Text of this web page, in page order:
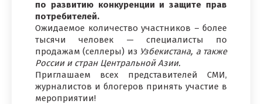
по развитию конкуренции и защите прав
потребителей.
Ожидаемое количество участников – более
тысячи человек — специалисты по
продажам (селлеры) из Узбекистана, а также
России и стран Центральной Азии.
Приглашаем всех представителей СМИ,
журналистов и блогеров принять участие в
мероприятии!